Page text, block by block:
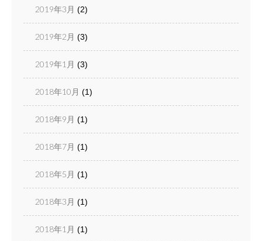
2019年3月 (2)
2019年2月 (3)
2019年1月 (3)
2018年10月 (1)
2018年9月 (1)
2018年7月 (1)
2018年5月 (1)
2018年3月 (1)
2018年1月 (1)